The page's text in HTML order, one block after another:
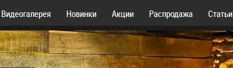
Видеогалерея Новинки Акции Распродажа Статьи